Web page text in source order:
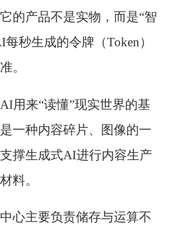
的产品不是实物，而是“智
秒生成的令牌（Token）
。
用来“读懂”现实世界的基
一种内容碎片、图像的一
撑生成式AI进行内容生产
料。
心主要负责储存与运算不